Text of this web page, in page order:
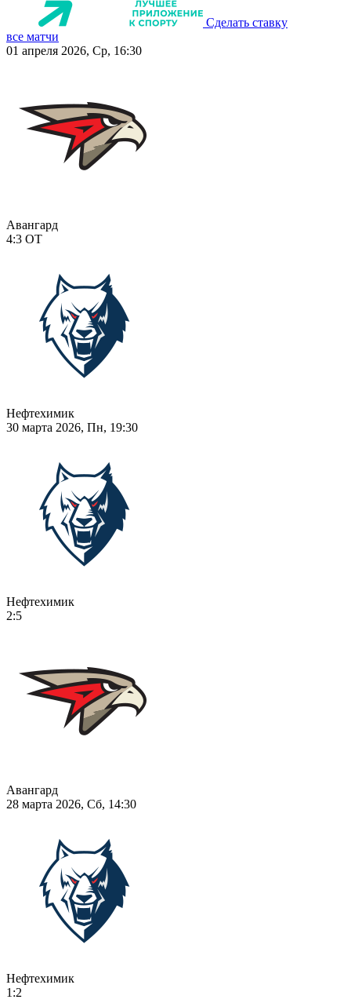
Сделать ставку
все матчи
01 апреля 2026, Ср, 16:30
Авангард
4:3 ОТ
Нефтехимик
30 марта 2026, Пн, 19:30
Нефтехимик
2:5
Авангард
28 марта 2026, Сб, 14:30
Нефтехимик
1:2